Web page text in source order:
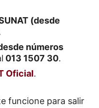
(desde
números
013 1507 30.
Oficial.
funcione para salir